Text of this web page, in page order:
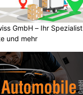
GmbH – Ihr Spezialist
und mehr